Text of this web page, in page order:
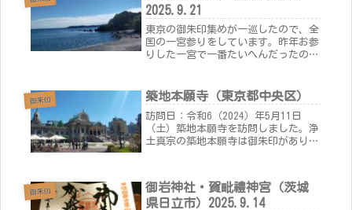
2025.9.21
東京の御朱印集めが一巡したので、全
国の一宮参りをしています。昨年お参
りした一宮で一番たいへんだったのが
較的交通が便利なところにあるイメー
ジでしたが、伊射波神社は駐車場から
歩...
御朱印 築地本願寺（東京都中央区）
訪問日：令和6（2024）年5月11日
（土）築地本願寺を訪問しました。浄
土真宗の築地本願寺は御朱印がありま
善供養を行った証であるところ、浄土
真宗では追善供養という概念がな
い...
御朱印
御岩神社・賀毗禮神宮（茨城
県日立市）2025.9.14